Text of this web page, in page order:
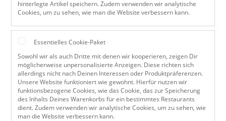
hinterlegte Artikel speichern. Zudem verwenden wir analytische
Cookies, um zu sehen, wie man die Website verbessern kann.
Essentielles Cookie-Paket
Sowohl wir als auch Dritte mit denen wir kooperieren, zeigen Dir
möglicherweise unpersonalisierte Anzeigen. Diese richten sich
allerdings nicht nach Deinen Interessen oder Produktpräferenzen.
Unsere Website funktioniert wie gewohnt. Hierfür nutzen wir
funktionsbezogene Cookies, wie das Cookie, das zur Speicherung
des Inhalts Deines Warenkorbs für ein bestimmtes Restaurants
dient. Zudem verwenden wir analytische Cookies, um zu sehen, wie
man die Website verbessern kann.